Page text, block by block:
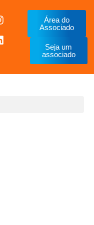
Área do
Associado
Seja um
associado